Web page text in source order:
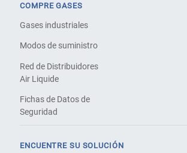
COMPRE GASES
Gases industriales
Modos de suministro
Red de Distribuidores
Air Liquide
Fichas de Datos de
Seguridad
ENCUENTRE SU SOLUCIÓN